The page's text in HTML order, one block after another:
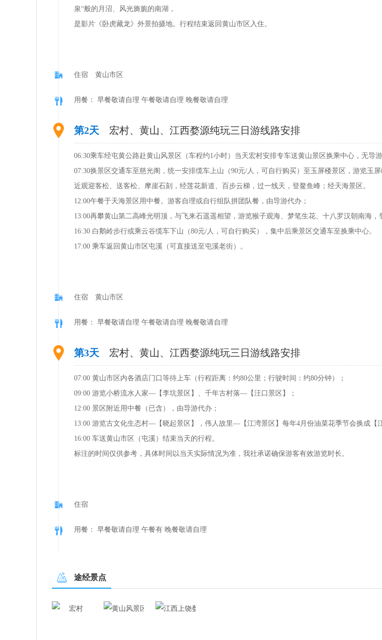
泉“般的月沼、风光旖旎的南湖，
是影片《卧虎藏龙》外景拍摄地。行程结束返回黄山市区入住。
住宿 黄山市区
用餐： 早餐敬请自理 午餐敬请自理 晚餐敬请自理
第2天 宏村、黄山、江西婺源纯玩三日游线路安排
06:30乘车经屯黄公路赴黄山风景区（车程约1小时）当天宏村安排专车送黄山景区换乘中心，无导游
07:30换景区交通车至慈光阁，统一安排缆车上山（90元/人，可自行购买）至玉屏楼景区，游览玉
近观迎客松、送客松、摩崖石刻，经莲花新道、百步云梯，过一线天，登鳌鱼峰；经天海景区。
12:00午餐于天海景区用中餐。游客自理或自行组队拼团队餐，由导游代办；
13:00再攀黄山第二高峰光明顶，与飞来石遥遥相望，游览猴子观海、梦笔生花、十八罗汉朝南海
16:30 白鹅岭步行或乘云谷缆车下山（80元/人，可自行购买），集中后乘景区交通车至换乘中心。
17:00 乘车返回黄山市区屯溪（可直接送至屯溪老街）。
住宿 黄山市区
用餐： 早餐敬请自理 午餐敬请自理 晚餐敬请自理
第3天 宏村、黄山、江西婺源纯玩三日游线路安排
07:00 黄山市区内各酒店门口等待上车（行程距离：约80公里；行驶时间：约80分钟）；
09:00 游览小桥流水人家—【李坑景区】、千年古村落—【汪口景区】；
12:00 景区附近用中餐（已含），由导游代办；
13:00 游览古文化生态村—【晓起景区】，伟人故里—【江湾景区】每年4月份油菜花季节会换成【
16:00 车送黄山市区（屯溪）结束当天的行程。
标注的时间仅供参考，具体时间以当天实际情况为准，我社承诺确保游客有效游览时长。
住宿
用餐： 早餐敬请自理 午餐有 晚餐敬请自理
途经景点